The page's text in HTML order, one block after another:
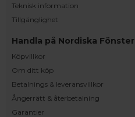
Teknisk information
Tillgänglighet
Handla på Nordiska Fönster
Köpvillkor
Om ditt köp
Betalnings & leveransvillkor
Ångerrätt & återbetalning
Garantier